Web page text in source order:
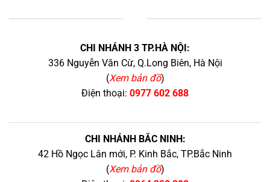
CHI NHÁNH 3 TP.HÀ NỘI:
336 Nguyễn Văn Cừ, Q.Long Biên, Hà Nội
(Xem bản đồ)
Điện thoại: 0977 602 688
CHI NHÁNH BẮC NINH:
42 Hồ Ngọc Lân mới, P. Kinh Bắc, TP.Bắc Ninh
(Xem bản đồ)